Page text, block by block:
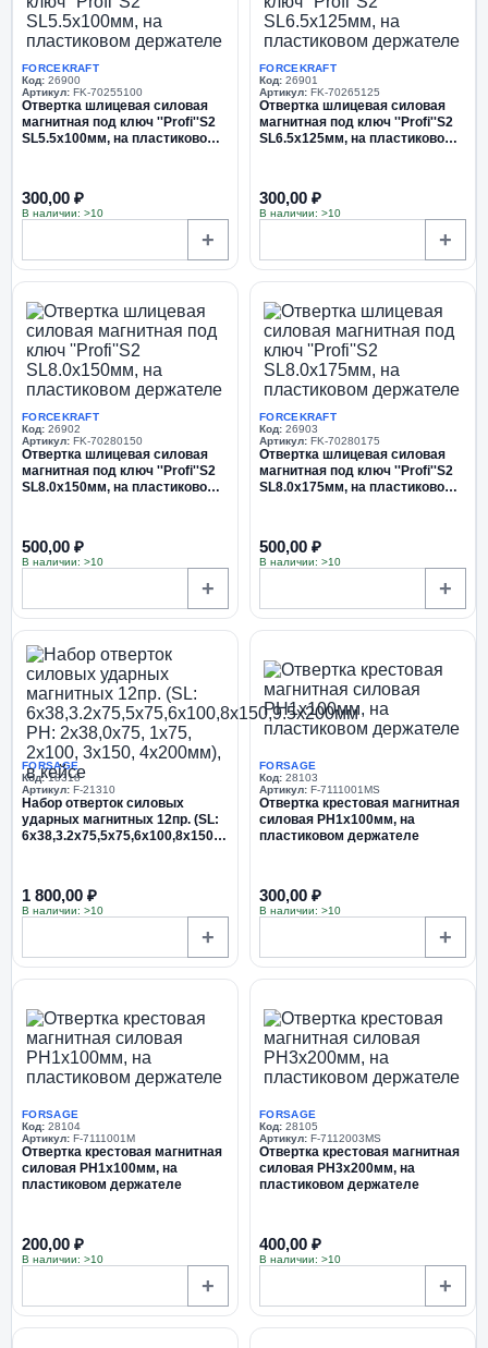
FORCEKRAFT
Код: 26900
Артикул: FK-70255100
Отвертка шлицевая силовая
магнитная под ключ ''Profi''S2
SL5.5х100мм, на пластиковом
300,00 ₽
В наличии: >10
+
FORCEKRAFT
Код: 26901
Артикул: FK-70265125
Отвертка шлицевая силовая
магнитная под ключ ''Profi''S2
SL6.5х125мм, на пластиковом
300,00 ₽
В наличии: >10
+
FORCEKRAFT
Код: 26902
Артикул: FK-70280150
Отвертка шлицевая силовая
магнитная под ключ ''Profi''S2
SL8.0х150мм, на пластиковом
500,00 ₽
В наличии: >10
+
FORCEKRAFT
Код: 26903
Артикул: FK-70280175
Отвертка шлицевая силовая
магнитная под ключ ''Profi''S2
SL8.0х175мм, на пластиковом
500,00 ₽
В наличии: >10
+
FORSAGE
Код:18318
Артикул: F-21310
Набор отверток силовых
ударных магнитных 12пр. (SL:
6х38,3.2х75,5х75,6х100,8х150,9.5х200мм
1 800,00 ₽
В наличии: >10
+
FORSAGE
Код: 28103
Артикул: F-7111001MS
Отвертка крестовая магнитная
силовая PH1х100мм, на
пластиковом держателе
300,00 ₽
В наличии: >10
+
FORSAGE
Код: 28104
Артикул: F-7111001M
Отвертка крестовая магнитная
силовая PH1х100мм, на
пластиковом держателе
200,00 ₽
В наличии: >10
+
FORSAGE
Код: 28105
Артикул: F-7112003MS
Отвертка крестовая магнитная
силовая PH3х200мм, на
пластиковом держателе
400,00 ₽
В наличии: >10
+